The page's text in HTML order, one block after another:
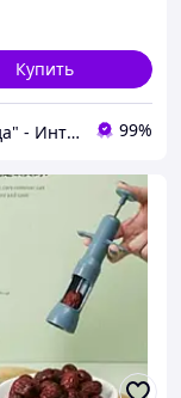
Купить
"Лаванда" - Интернет-магазин 99%